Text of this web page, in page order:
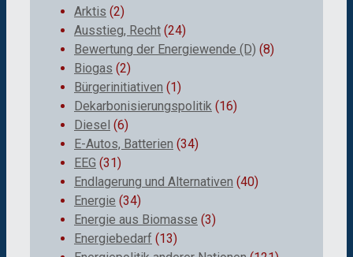
Arktis (2)
Ausstieg, Recht (24)
Bewertung der Energiewende (D) (8)
Biogas (2)
Bürgerinitiativen (1)
Dekarbonisierungspolitik (16)
Diesel (6)
E-Autos, Batterien (34)
EEG (31)
Endlagerung und Alternativen (40)
Energie (34)
Energie aus Biomasse (3)
Energiebedarf (13)